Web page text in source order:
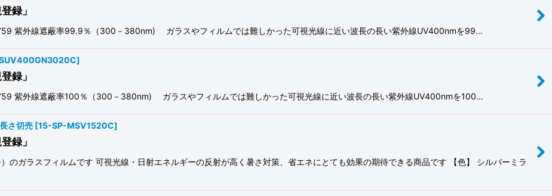
録」
紫外線遮蔽率99.9％（300－380nm) ガラスやフィルムでは難しかった可視光線に近い波長の長い紫外線UV400nmを99…
]
録」
紫外線遮蔽率100％（300－380nm) ガラスやフィルムでは難しかった可視光線に近い波長の長い紫外線UV400nmを100…
さ切売 [15-SP-MSV1520C]
録」
のガラスフィルムです 可視光線・日射エネルギーの反射が高く暑さ対策、省エネにとても効果の期待できる商品です 【色】 シルバーミラ